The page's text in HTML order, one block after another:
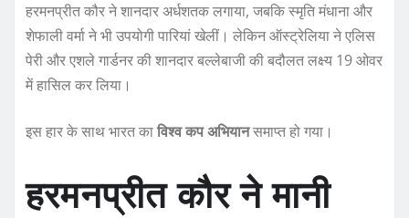
हरमनप्रीत कौर ने शानदार अर्धशतक लगाया, जबकि स्मृति मंधाना और
शेफाली वर्मा ने भी उपयोगी पारियां खेलीं। लेकिन ऑस्ट्रेलिया ने एलिस
पेरी और एशले गार्डनर की शानदार बल्लेबाजी की बदौलत लक्ष्य 19 ओवर
में हासिल कर लिया।
इस हार के साथ भारत काविश्व कप अभियानसमाप्त हो गया।
हरमनप्रीत कौर ने मानी